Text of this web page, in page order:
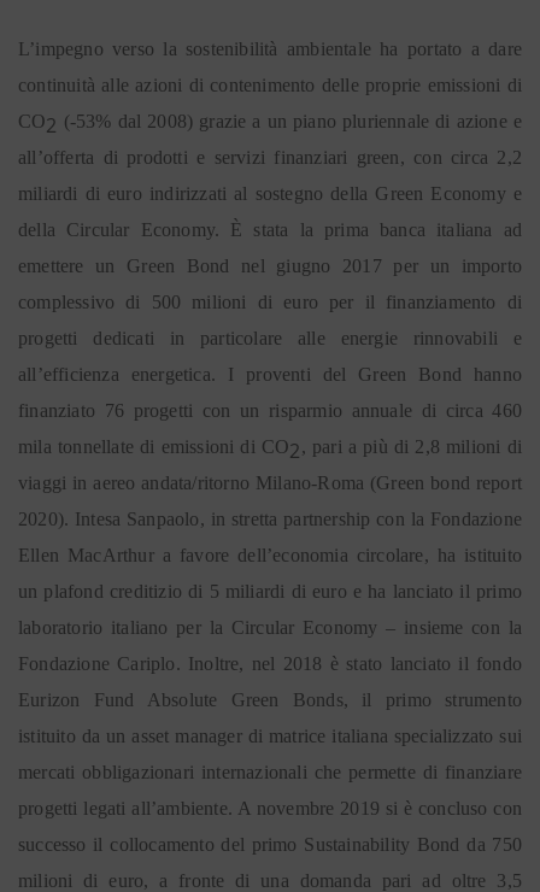
L’impegno verso la sostenibilità ambientale ha portato a dare
continuità alle azioni di contenimento delle proprie emissioni di
CO2 (-53% dal 2008) grazie a un piano pluriennale di azione e
all’offerta di prodotti e servizi finanziari green, con circa 2,2
miliardi di euro indirizzati al sostegno della Green Economy e
della Circular Economy. È stata la prima banca italiana ad
emettere un Green Bond nel giugno 2017 per un importo
complessivo di 500 milioni di euro per il finanziamento di
progetti dedicati in particolare alle energie rinnovabili e
all’efficienza energetica. I proventi del Green Bond hanno
finanziato 76 progetti con un risparmio annuale di circa 460
mila tonnellate di emissioni di CO2, pari a più di 2,8 milioni di
viaggi in aereo andata/ritorno Milano-Roma (Green bond report
2020). Intesa Sanpaolo, in stretta partnership con la Fondazione
Ellen MacArthur a favore dell’economia circolare, ha istituito
un plafond creditizio di 5 miliardi di euro e ha lanciato il primo
laboratorio italiano per la Circular Economy – insieme con la
Fondazione Cariplo. Inoltre, nel 2018 è stato lanciato il fondo
Eurizon Fund Absolute Green Bonds, il primo strumento
istituito da un asset manager di matrice italiana specializzato sui
mercati obbligazionari internazionali che permette di finanziare
progetti legati all’ambiente. A novembre 2019 si è concluso con
successo il collocamento del primo Sustainability Bond da 750
milioni di euro, a fronte di una domanda pari ad oltre 3,5